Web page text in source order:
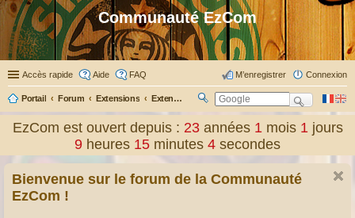
Communauté EzCom
Accès rapide Aide FAQ Connexion
M’enregistrer
Portail Forum Extensions Extensions présentées & traduites
er
EzCom est ouvert depuis : 23 années1 mois1 jours
9 heures 15 minutes 4 secondes
Bienvenue sur le forum de la Communauté
EzCom !